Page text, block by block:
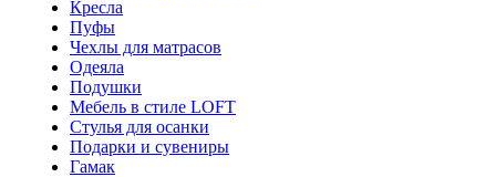
Кресла
Пуфы
Чехлы для матрасов
Одеяла
Подушки
Мебель в стиле LOFT
Стулья для осанки
Подарки и сувениры
Гамак